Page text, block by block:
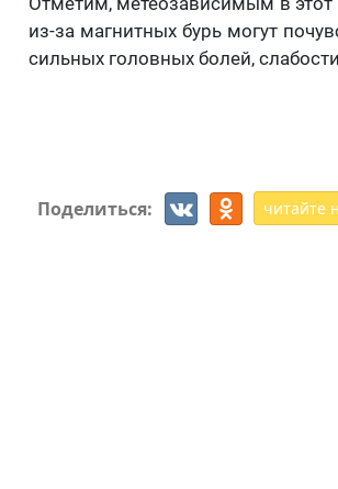
из-за магнитных бурь могут
сильных головных болей,
Поделиться: читайте